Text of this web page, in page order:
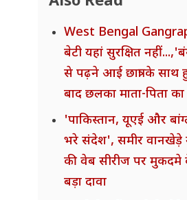
West Bengal
बेटी यहां सुरक्षित
से पढ़ने आई छात्रा के
बाद छलका माता-पिता का
'पाकिस्तान, यूएई और
भरे संदेश', समीर वानखेड़े
की वेब सीरीज पर मुकदमे
बड़ा दावा